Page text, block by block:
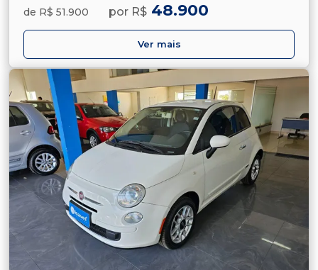
de R$ 51.900 por R$ 48.900
Ver mais